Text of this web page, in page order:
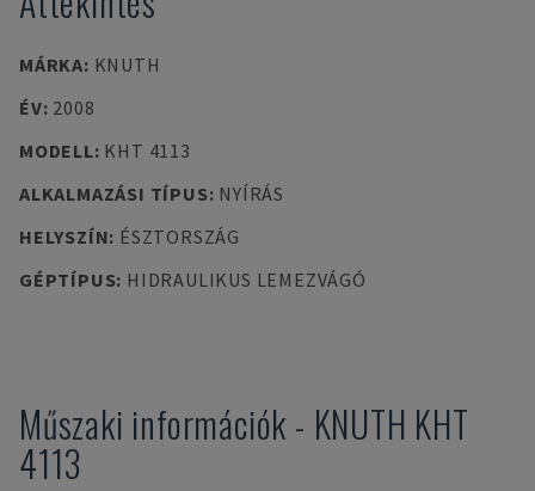
MÁRKA: KNUTH
ÉV: 2008
MODELL: KHT 4113
ALKALMAZÁSI TÍPUS: NYÍRÁS
HELYSZÍN: ÉSZTORSZÁG
GÉPTÍPUS: HIDRAULIKUS LEMEZVÁGÓ
Műszaki információk - KNUTH KHT
4113